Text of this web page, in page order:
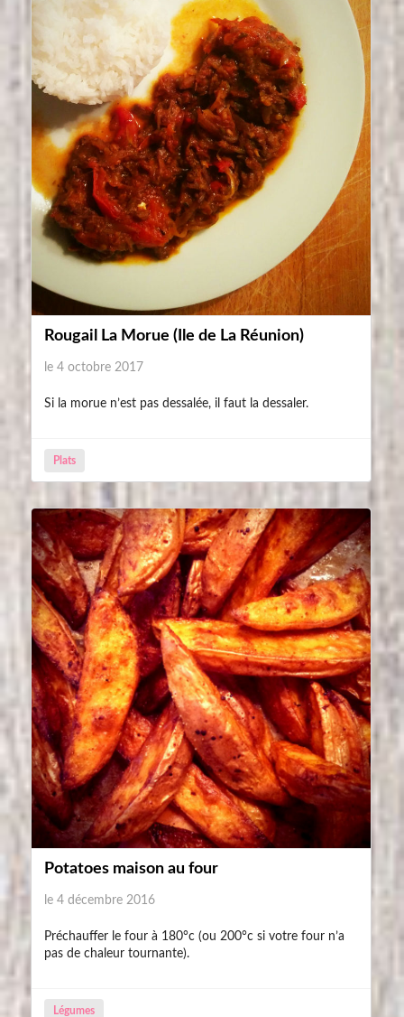
Rougail La Morue (Ile de La Réunion)
le 4 octobre 2017
Si la morue n’est pas dessalée, il faut la dessaler.
Plats
Potatoes maison au four
le 4 décembre 2016
Préchauffer le four à 180°c (ou 200°c si votre four n’a
pas de chaleur tournante).
Légumes